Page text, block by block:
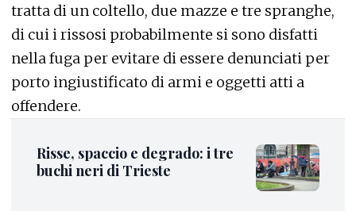
tratta di un coltello, due mazze e tre spranghe,
di cui i rissosi probabilmente si sono disfatti
nella fuga per evitare di essere denunciati per
porto ingiustificato di armi e oggetti atti a
offendere.
Risse, spaccio e degrado: i tre
buchi neri di Trieste